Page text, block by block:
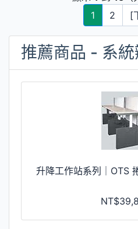
1
2 [
推薦商品 - 系
升降工作站系列｜OTS